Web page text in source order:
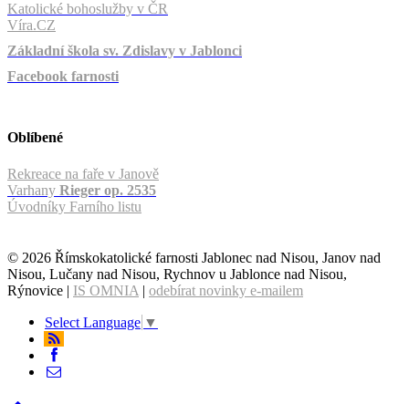
Katolické bohoslužby v ČR
Víra.CZ
Základní škola sv. Zdislavy v Jablonci
Facebook farnosti
Oblíbené
Rekreace na faře v Janově
Varhany Rieger op. 2535
Úvodníky Farního listu
© 2026 Římskokatolické farnosti Jablonec nad Nisou, Janov nad
Nisou, Lučany nad Nisou, Rychnov u Jablonce nad Nisou,
Rýnovice | IS OMNIA | odebírat novinky e-mailem
Select Language ▼